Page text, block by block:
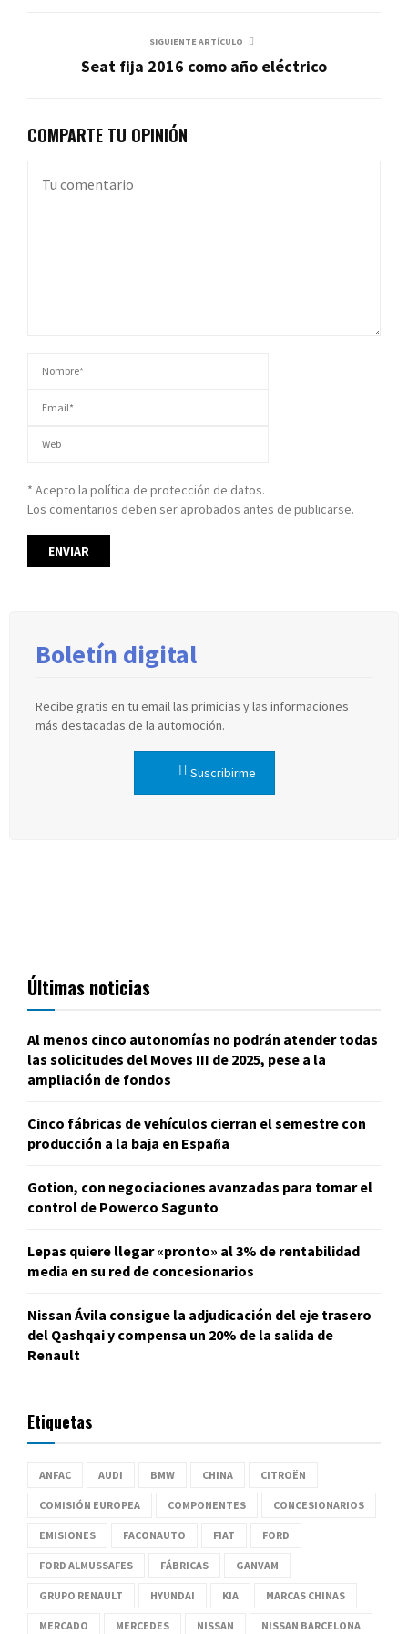
SIGUIENTE ARTÍCULO
Seat fija 2016 como año eléctrico
COMPARTE TU OPINIÓN
* Acepto la política de protección de datos.
Los comentarios deben ser aprobados antes de publicarse.
Boletín digital
Recibe gratis en tu email las primicias y las informaciones
más destacadas de la automoción.
Suscribirme
Últimas noticias
Al menos cinco autonomías no podrán atender todas
las solicitudes del Moves III de 2025, pese a la
ampliación de fondos
Cinco fábricas de vehículos cierran el semestre con
producción a la baja en España
Gotion, con negociaciones avanzadas para tomar el
control de Powerco Sagunto
Lepas quiere llegar «pronto» al 3% de rentabilidad
media en su red de concesionarios
Nissan Ávila consigue la adjudicación del eje trasero
del Qashqai y compensa un 20% de la salida de
Renault
Etiquetas
ANFAC AUDI BMW CHINA CITROËN
COMISIÓN EUROPEA COMPONENTES CONCESIONARIOS
EMISIONES FACONAUTO FIAT FORD
FORD ALMUSSAFES FÁBRICAS GANVAM
GRUPO RENAULT HYUNDAI KIA MARCAS CHINAS
MERCADO MERCEDES NISSAN NISSAN BARCELONA